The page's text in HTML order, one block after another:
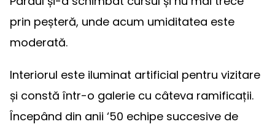
prin peșteră, unde acum umiditatea este
moderată.
Interiorul este iluminat artificial pentru vizitare
și constă într-o galerie cu câteva ramificații.
Începând din anii ‘50 echipe succesive de